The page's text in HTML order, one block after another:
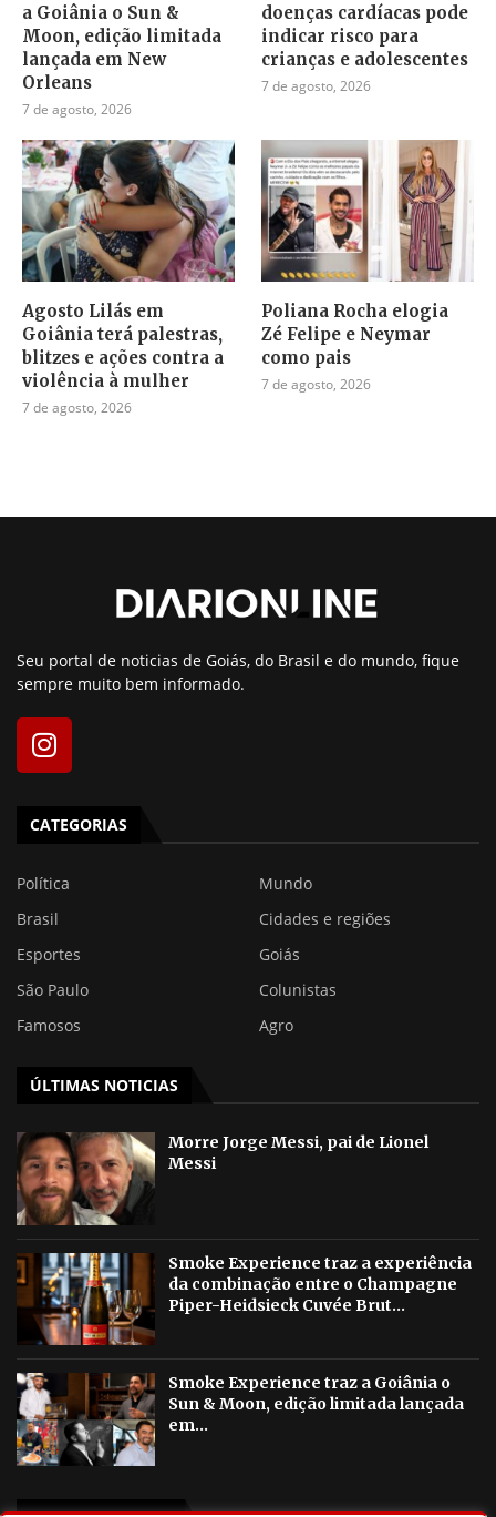
a Goiânia o Sun &
Moon, edição limitada
lançada em New
Orleans
7 de agosto, 2026
doenças cardíacas pode
indicar risco para
crianças e adolescentes
7 de agosto, 2026
Agosto Lilás em
Goiânia terá palestras,
blitzes e ações contra a
violência à mulher
7 de agosto, 2026
Poliana Rocha elogia
Zé Felipe e Neymar
como pais
7 de agosto, 2026
Seu portal de noticias de Goiás, do Brasil e do mundo, fique
sempre muito bem informado.
CATEGORIAS
Política
Mundo
Brasil
Cidades e regiões
Esportes
Goiás
São Paulo
Colunistas
Famosos
Agro
ÚLTIMAS NOTICIAS
Morre Jorge Messi, pai de Lionel
Messi
Smoke Experience traz a experiência
da combinação entre o Champagne
Piper-Heidsieck Cuvée Brut...
Smoke Experience traz a Goiânia o
Sun & Moon, edição limitada lançada
em...